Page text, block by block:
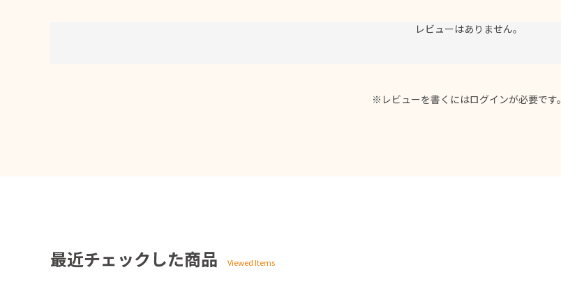
レビューはありません。
※レビューを書くにはログインが必要です。
最近チェックした商品